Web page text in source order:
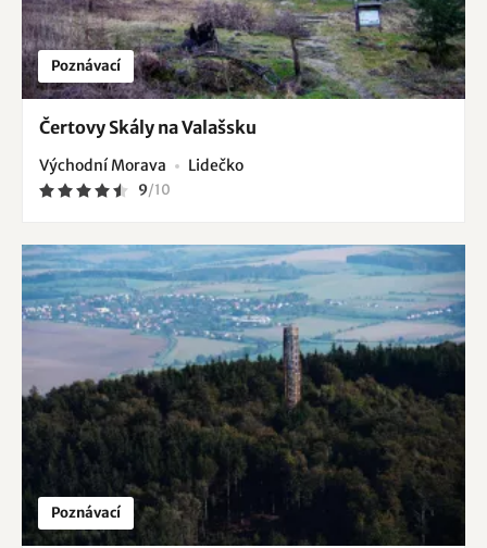
Poznávací
Čertovy Skály na Valašsku
Východní Morava Lidečko
9/10
Poznávací